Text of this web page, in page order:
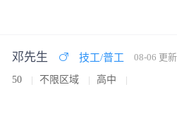
邓先生 技工/普工 08-06 更新
50 不限区域 高中